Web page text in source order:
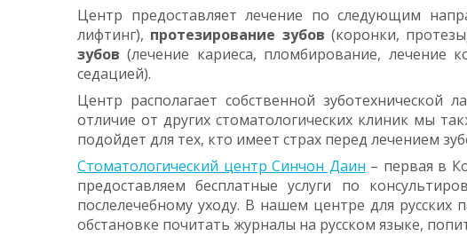
Центр предоставляет лечение по следующим
лифтинг), протезирование зубов (коронки,
зубов (лечение кариеса, пломбирование, лечение
седацией).
Центр располагает собственной
отличие от других стоматологических клиник мы
подойдет для тех, кто имеет страх перед лечением
Стоматологический центр Синчон Даин – первая в
предоставляем бесплатные услуги по
послелечебному уходу. В нашем центре для
обстановке почитать журналы на русском языке,